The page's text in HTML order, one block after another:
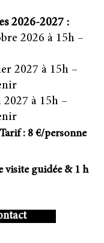
2026-2027 :
2026 à 15h –
2027 à 15h –
à 15h –
: 8 €/personne
visite guidée & 1 h